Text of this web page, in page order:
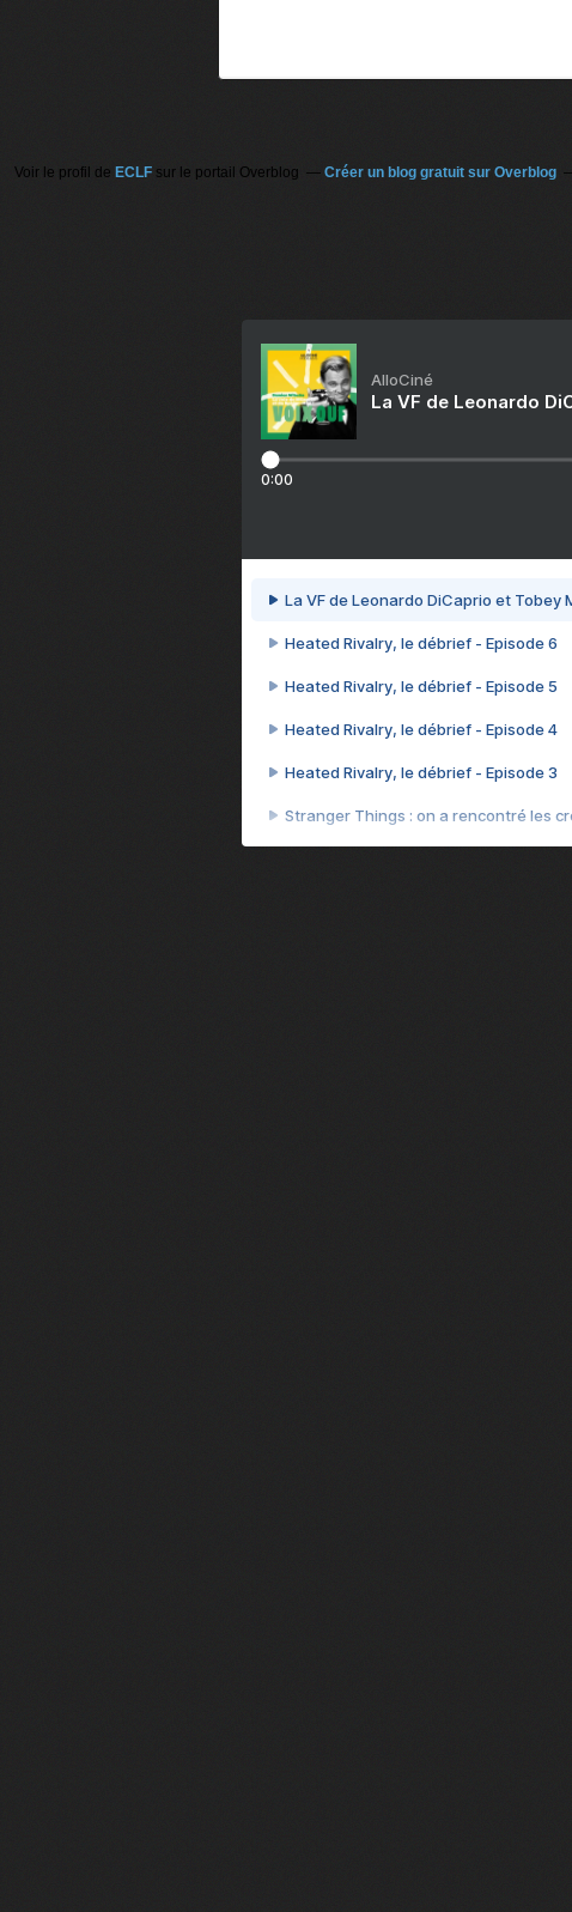
Voir le profil de ECLFsur le portail Overblog Créer un blog gratuit sur Overblog
AlloCiné
La VF de Leonardo
0:00
La VF de Leonardo DiCaprio et Tobey
Heated Rivalry, le débrief - Episode 6
Heated Rivalry, le débrief - Episode 5
Heated Rivalry, le débrief - Episode 4
Heated Rivalry, le débrief - Episode 3
Stranger Things : on a rencontré les